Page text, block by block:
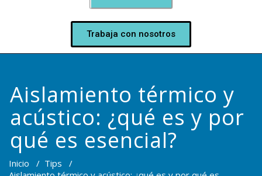
Trabaja con nosotros
Aislamiento térmico y
acústico: ¿qué es y por
qué es esencial?
Inicio / Tips /